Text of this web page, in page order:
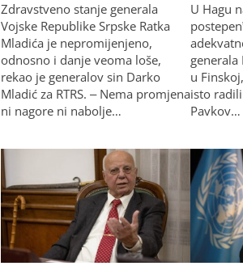
Zdravstveno stanje generala
Vojske Republike Srpske Ratka
Mladića je nepromijenjeno,
odnosno i danje veoma loše,
rekao je generalov sin Darko
Mladić za RTRS. – Nema promjena
ni nagore ni nabolje…
U Hagu
generala
u
isto
Pavkov…